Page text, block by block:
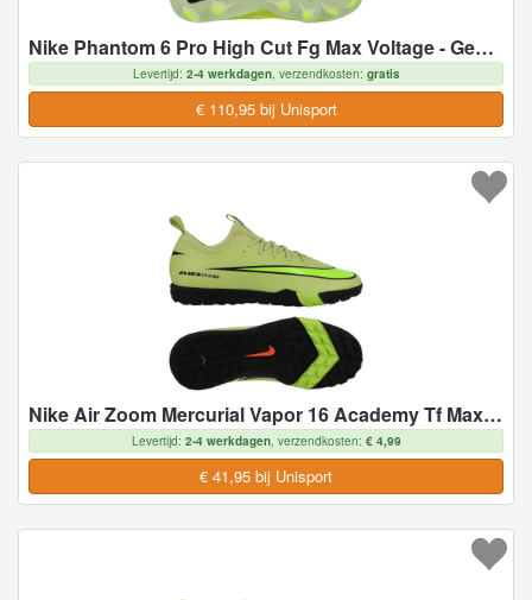
Nike Phantom 6 Pro High Cut Fg Max Voltage - Geel/zwart/oranje - Natuurgras (Fg), maat 44½
Levertijd: 2-4 werkdagen, verzendkosten: gratis
€ 110,95 bij Unisport
Nike Air Zoom Mercurial Vapor 16 Academy Tf Max Voltage - Geel/neon/oranje Kids - Turf (Tf), maat 36½
Levertijd: 2-4 werkdagen, verzendkosten: € 4,99
€ 41,95 bij Unisport